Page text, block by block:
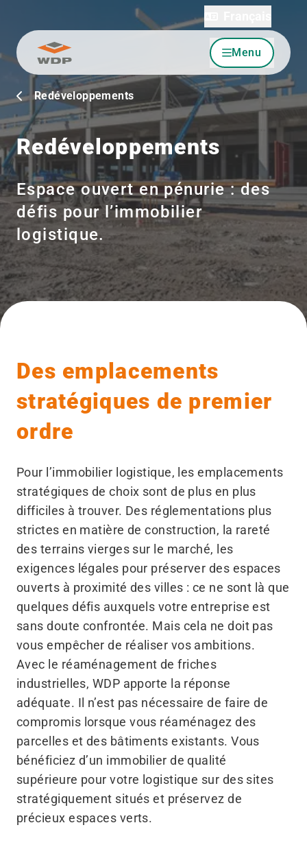
Allez au contenu Menu
Redéveloppements
Redéveloppements
Espace ouvert en pénurie : des
défis pour l’immobilier
logistique.
Des emplacements
stratégiques de premier
ordre
Pour l’immobilier logistique, les emplacements
stratégiques de choix sont de plus en plus
difficiles à trouver. Des réglementations plus
strictes en matière de construction, la rareté
des terrains vierges sur le marché, les
exigences légales pour préserver des espaces
ouverts à proximité des villes : ce ne sont là que
quelques défis auxquels votre entreprise est
sans doute confrontée. Mais cela ne doit pas
vous empêcher de réaliser vos ambitions.
Avec le réaménagement de friches
industrielles, WDP apporte la réponse
adéquate. Il n’est pas nécessaire de faire de
compromis lorsque vous réaménagez des
parcelles et des bâtiments existants. Vous
bénéficiez d’un immobilier de qualité
supérieure pour votre logistique sur des sites
stratégiquement situés et préservez de
précieux espaces verts.